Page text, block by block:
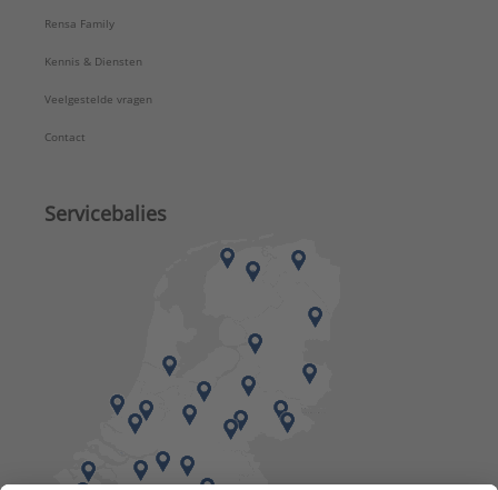
Rensa Family
Kennis & Diensten
Veelgestelde vragen
Contact
Servicebalies